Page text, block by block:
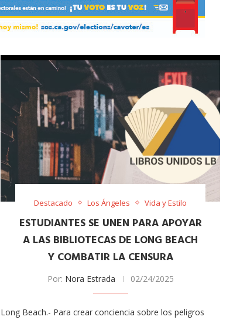
Destacado Los Ángeles Vida y Estilo
ESTUDIANTES SE UNEN PARA APOYAR
A LAS BIBLIOTECAS DE LONG BEACH
Y COMBATIR LA CENSURA
Por: Nora Estrada 02/24/2025
Long Beach.- Para crear conciencia sobre los peligros